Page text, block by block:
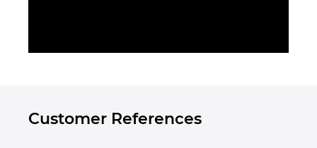
Customer References
United States